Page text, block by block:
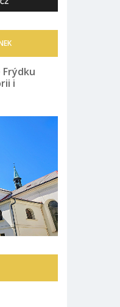
Frýdku
i